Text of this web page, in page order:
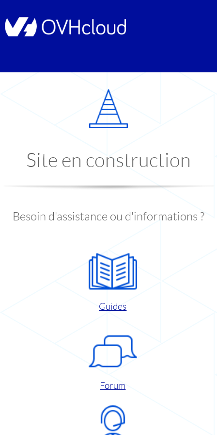
Site en construction
Besoin d'assistance ou d'informations ?
Guides
Forum